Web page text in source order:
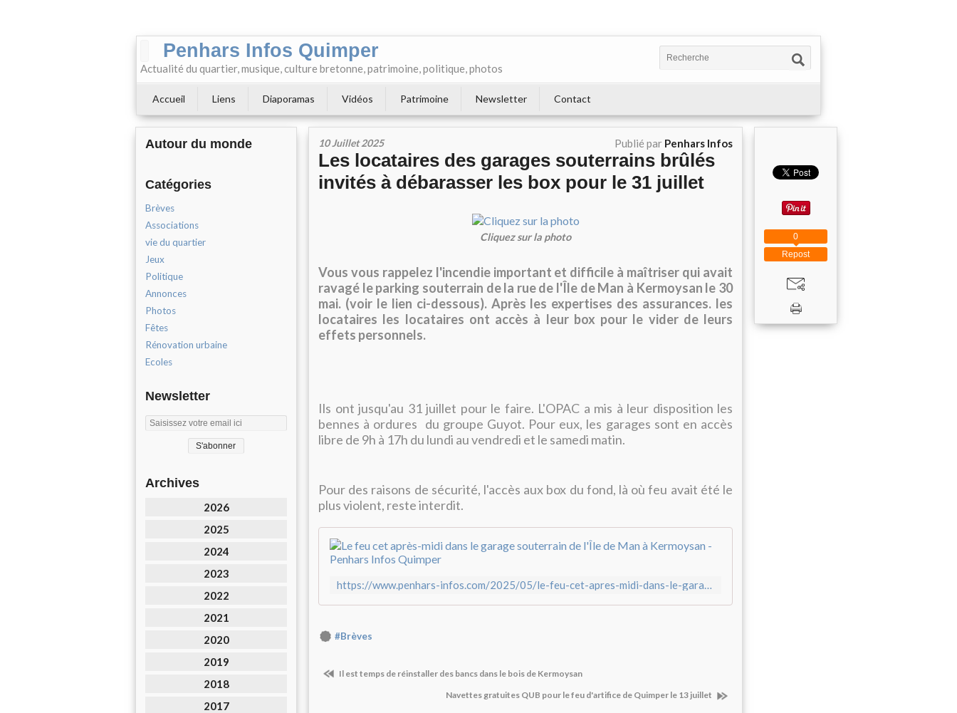
Penhars Infos Quimper
Actualité du quartier, musique, culture bretonne, patrimoine, politique, photos
Accueil Liens Diaporamas Vidéos Patrimoine Newsletter Contact
Autour du monde
Catégories
Brèves
Associations
vie du quartier
Jeux
Politique
Annonces
Photos
Fêtes
Rénovation urbaine
Ecoles
Newsletter
Archives
2026
2025
2024
2023
2022
2021
2020
2019
2018
2017
10 Juillet 2025 Publié par Penhars Infos
Les locataires des garages souterrains brûlés
invités à débarasser les box pour le 31 juillet
Cliquez sur la photo
Vous vous rappelez l'incendie important et difficile à maîtriser qui avait
ravagé le parking souterrain de la rue de l'Île de Man à Kermoysan le 30
mai. (voir le lien ci-dessous). Après les expertises des assurances. les
locataires les locataires ont accès à leur box pour le vider de leurs
effets personnels.
Ils ont jusqu'au 31 juillet pour le faire. L'OPAC a mis à leur disposition les
bennes à ordures du groupe Guyot. Pour eux, les garages sont en accès
libre de 9h à 17h du lundi au vendredi et le samedi matin.
Pour des raisons de sécurité, l'accès aux box du fond, là où feu avait été le
plus violent, reste interdit.
https://www.penhars-infos.com/2025/05/le-feu-cet-apres-midi-dans-le-garage-souterrain-de-l-ile-de-man-a-kermoysan.html
#Brèves
Il est temps de réinstaller des bancs dans le bois de Kermoysan
Navettes gratuites QUB pour le feu d'artifice de Quimper le 13 juillet
Repost
0